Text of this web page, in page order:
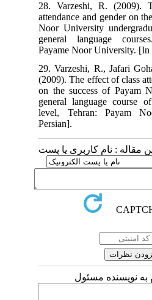
28. Varzeshi, R. (2009).
attendance and gender on
Noor University
general language
Payame Noor University.
29. Varzeshi, R., Jafari
(2009). The effect of class
on the success of Payam
general language course
level, Tehran: Payam
Persian].
مقاله : نام کاربری یا پست
به نویسنده مسئول